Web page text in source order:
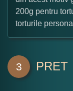
200g pentru
torturile
3 PRET